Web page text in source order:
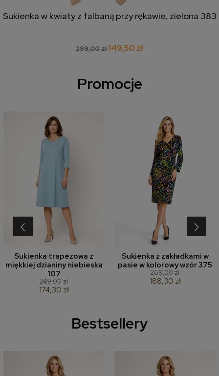
Sukienka w kwiaty z falbaną przy rękawie, zielona 383
299,00 zł149,50 zł
Promocje
Sukienka trapezowa z
miękkiej dzianiny niebieska
107
249,00 zł
174,30 zł
Sukienka z zakładkami w
pasie w kolorowy wzór 375
269,00 zł
188,30 zł
‹ ›
Bestsellery